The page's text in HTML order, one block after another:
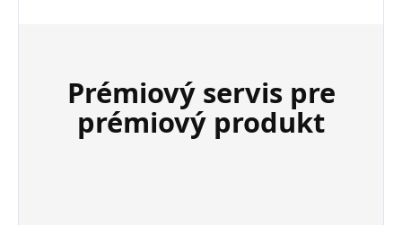
Prémiový servis pre
prémiový produkt